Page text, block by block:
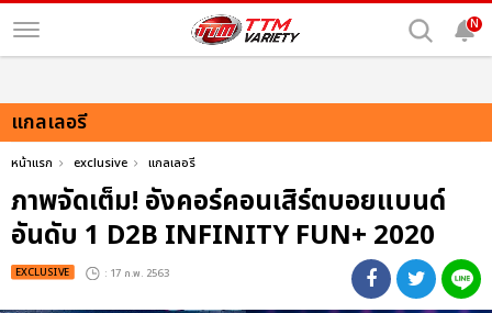
N
แกลเลอรี
หน้าแรก exclusive แกลเลอรี
ภาพจัดเต็ม! อังคอร์คอนเสิร์ตบอยแบนด์
อันดับ 1 D2B INFINITY FUN+ 2020
EXCLUSIVE : 17 ก.พ. 2563